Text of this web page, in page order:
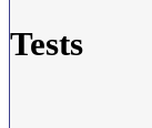
Tests